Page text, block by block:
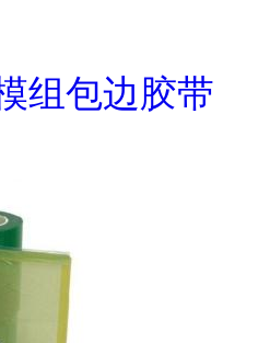
组包边胶带